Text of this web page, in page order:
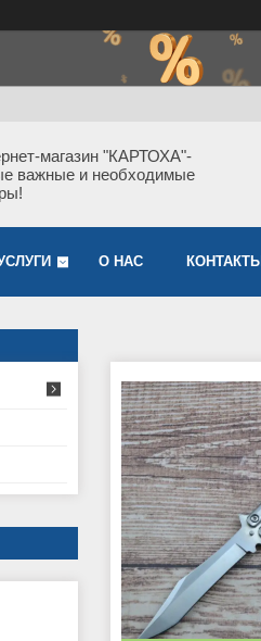
магазин "КАРТОХА"-
важные и необходимые
О НАС КОНТАКТЫ